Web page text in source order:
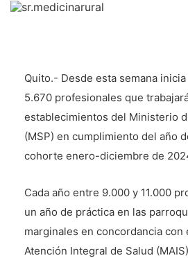
Quito.- Desde esta semana
5.670 profesionales que
establecimientos del Ministerio
(MSP) en cumplimiento del año
cohorte enero-diciembre de
Cada año entre 9.000 y 11.000
un año de práctica en las
marginales en concordancia con
Atención Integral de Salud